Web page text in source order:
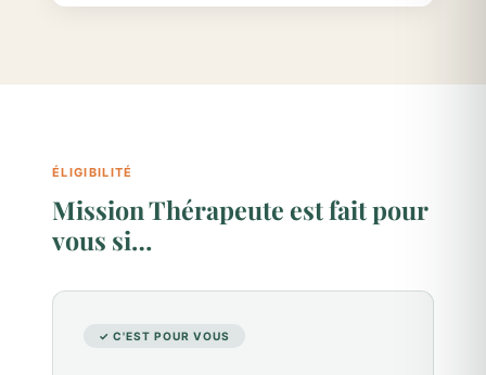
ÉLIGIBILITÉ
Mission Thérapeute est fait pour
vous si…
✓ C'EST POUR VOUS